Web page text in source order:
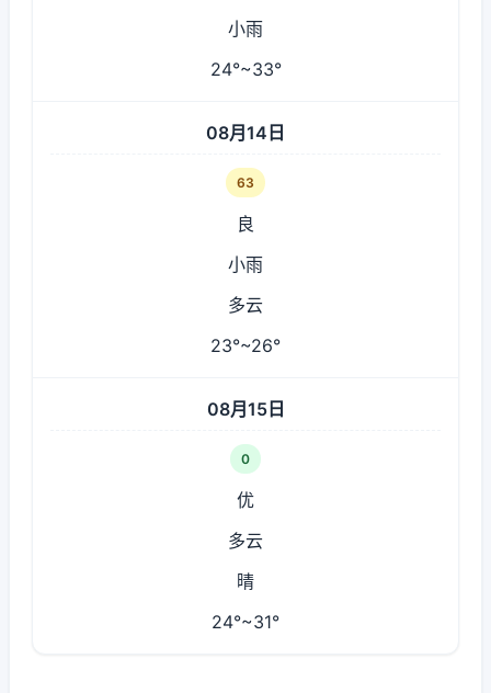
小雨
24°~33°
08月14日
63
良
小雨
多云
23°~26°
08月15日
0
优
多云
晴
24°~31°